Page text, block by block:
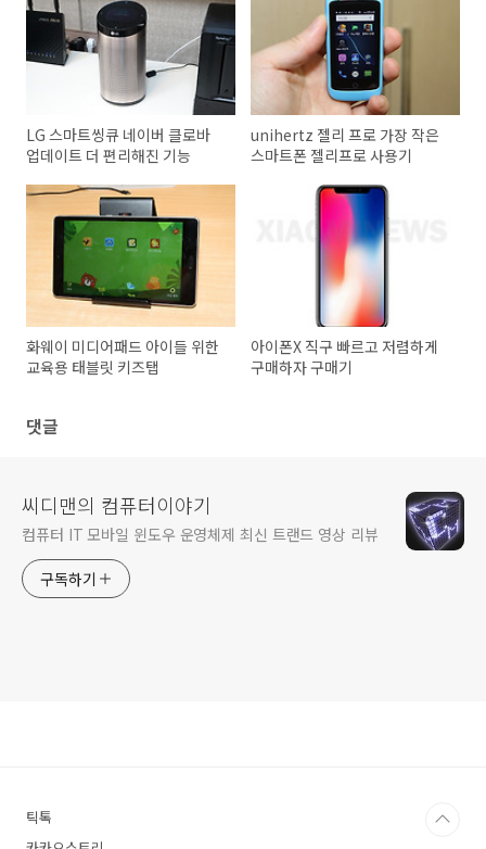
LG 스마트씽큐 네이버 클로바
업데이트 더 편리해진 기능
unihertz 젤리 프로 가장 작은
스마트폰 젤리프로 사용기
화웨이 미디어패드 아이들 위한
교육용 태블릿 키즈탭
아이폰X 직구 빠르고 저렴하게
구매하자 구매기
댓글
씨디맨의 컴퓨터이야기
컴퓨터 IT 모바일 윈도우 운영체제 최신 트랜드 영상 리뷰
구독하기
틱톡